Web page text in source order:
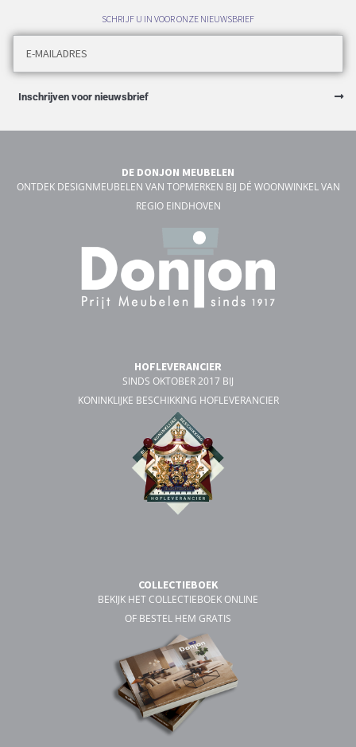
SCHRIJF U IN VOOR ONZE NIEUWSBRIEF
Inschrijven voor nieuwsbrief
DE DONJON MEUBELEN
ONTDEK DESIGNMEUBELEN VAN TOPMERKEN BIJ DÉ WOONWINKEL VAN
REGIO EINDHOVEN
HOFLEVERANCIER
SINDS OKTOBER 2017 BIJ
KONINKLIJKE BESCHIKKING HOFLEVERANCIER
COLLECTIEBOEK
BEKIJK HET COLLECTIEBOEK ONLINE
OF BESTEL HEM GRATIS